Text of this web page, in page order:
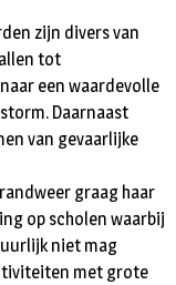
zijn divers van
tot
een waardevolle
Daarnaast
van gevaarlijke
graag haar
op scholen waarbij
niet mag
met grote